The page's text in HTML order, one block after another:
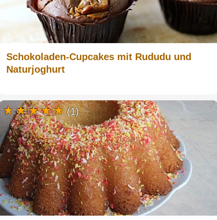
Schokoladen-Cupcakes mit Rududu und
Naturjoghurt
(1)